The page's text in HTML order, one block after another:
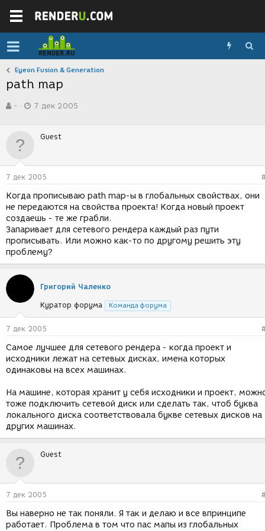
Eyeon Fusion & Generation
path map
в
р
-
а
д
н
и
я
7 дек 2005
Guest
7 дек 2005
Kогда прописываю path map-ы в глобальных свойствах, они
не передаются на свойства проекта! Когда новый проект
создаешь - те же грабли.
Запаривает для сетевого рендера каждый раз пути
прописывать. Или можно как-то по другому решить эту
проблему?
Григорий Чаленко
Куратор форума Команда форума
7 дек 2005
Самое лучшее для сетевого рендера - когда проект и
исходники лежат на сетевых дисках, имена которых
одинаковы на всех машинах.
На машине, которая хранит у себя исходники и проект,
тоже подключить сетевой диск или сделать так, чтоб буква
локального диска соответствовала букве сетевых дисков на
других машинах.
Guest
7 дек 2005
Вы наверно не так поняли. Я так и делаю и все впринципе
работает. Проблема в том что пас мапы из глобальных